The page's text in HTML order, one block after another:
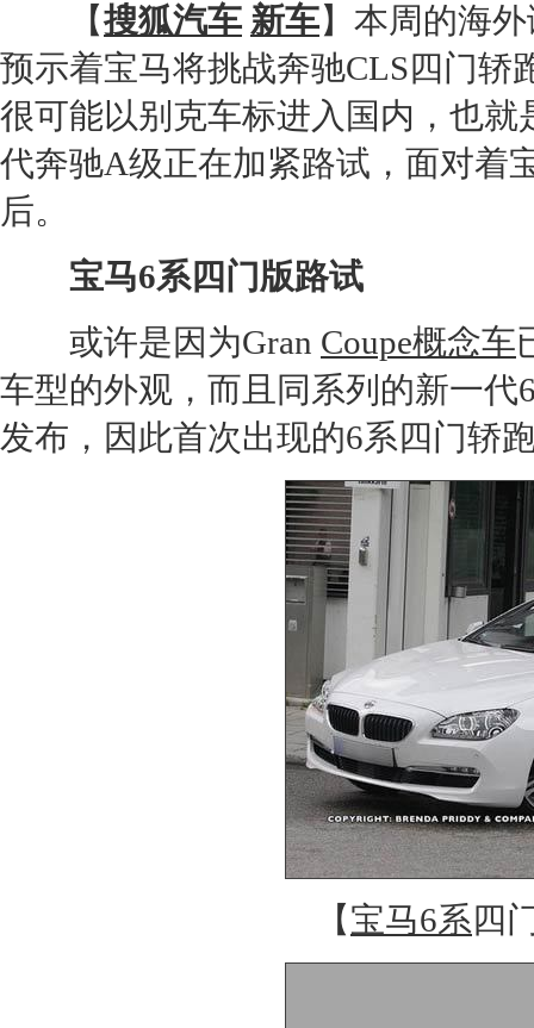
【搜狐汽车 新车】本周的海
预示着宝马将挑战奔驰CLS四门轿
很可能以别克车标进入国内，也
代奔驰A级正在加紧路试，面对着
后。
宝马6系四门版路试
或许是因为Gran Coupe概念车
车型的外观，而且同系列的新一代
发布，因此首次出现的6系四门轿
【宝马6系四